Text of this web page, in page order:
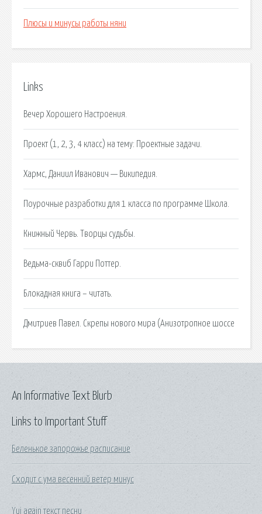
Плюсы и минусы работы няни
Links
Вечер Хорошего Настроения.
Проект (1, 2, 3, 4 класс) на тему: Проектные задачи.
Хармс, Даниил Иванович — Википедия.
Поурочные разработки для 1 класса по программе Школа.
Книжный Червь. Творцы судьбы.
Ведьма-сквиб Гарри Поттер.
Блокадная книга – читать.
Дмитриев Павел. Скрепы нового мира (Анизотропное шоссе
Links to Important Stuff
Беленькое запорожье расписание
Сходит с ума весенний ветер минус
Yui again текст песни
An Informative Text Blurb